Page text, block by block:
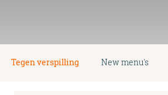
Tegen verspilling New menu's